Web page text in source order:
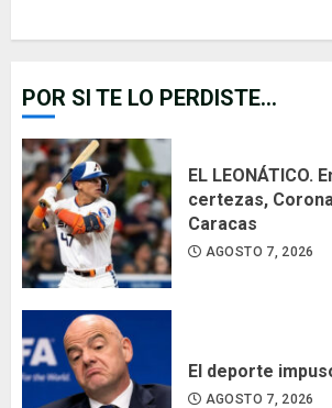
POR SI TE LO PERDISTE...
EL LEONÁTICO.
certezas,
Caracas
AGOSTO 7, 2026
El deporte
AGOSTO 7, 2026